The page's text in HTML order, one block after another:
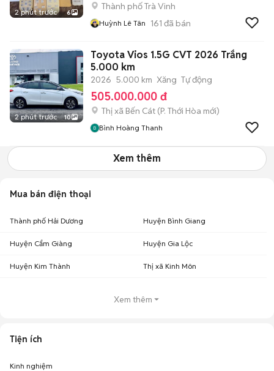
2 phút trước 6
Thành phố Trà Vinh
Huỳnh Lê Tân 161 đã bán
2 phút trước 10
Toyota Vios 1.5G CVT 2026 Trắng
5.000 km
2026 5.000 km Xăng Tự động
505.000.000 đ
Thị xã Bến Cát (P. Thới Hòa mới)
Bình Hoàng Thanh
Xem thêm
Mua bán điện thoại
Thành phố Hải Dương Huyện Bình Giang
Huyện Cẩm Giàng Huyện Gia Lộc
Huyện Kim Thành Thị xã Kinh Môn
Xem thêm
Tiện ích
Kinh nghiệm